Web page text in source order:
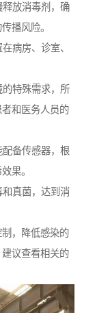
放消毒剂，确
播风险。
病房、诊室、
特殊需求，所
和医务人员的
备传感器，根
果。
真菌，达到消
，降低感染的
议查看相关的